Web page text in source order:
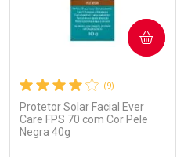
Ativar Desconto
Comprar sem Desconto
(9)
Protetor Solar Facial Ever
Care FPS 70 com Cor Pele
Negra 40g
COMPRAR